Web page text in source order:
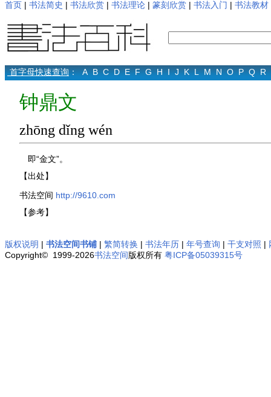
首页 | 书法简史 | 书法欣赏 | 书法理论 | 篆刻欣赏 | 书法入门 | 书法教材
首字母快速查询： A B C D E F G H I J K L M N O P Q R
钟鼎文
zhōng dǐng wén
即“金文”。
【出处】
书法空间 http://9610.com
【参考】
版权说明 | 书法空间书铺 | 繁简转换 | 书法年历 | 年号查询 | 干支对照 |
Copyright© 1999-2026书法空间版权所有 粤ICP备05039315号